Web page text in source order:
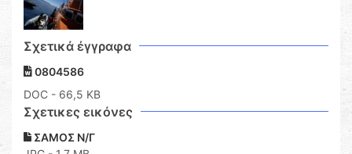
Σχετικά έγγραφα
0804586
DOC - 66,5 KB
Σχετικες εικόνες
ΣΑΜΟΣ Ν/Γ